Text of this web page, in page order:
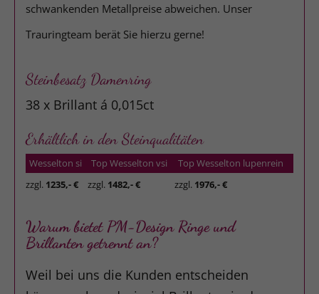
schwankenden Metallpreise abweichen. Unser
Trauringteam berät Sie hierzu gerne!
Steinbesatz Damenring
38 x Brillant á 0,015ct
Erhältlich in den Steinqualitäten
Wesselton si Top Wesselton vsi
Top Wesselton lupenrein
zzgl. 1235,- € zzgl. 1482,- € zzgl. 1976,- €
Warum bietet PM-Design Ringe und
Brillanten getrennt an?
Weil bei uns die Kunden entscheiden